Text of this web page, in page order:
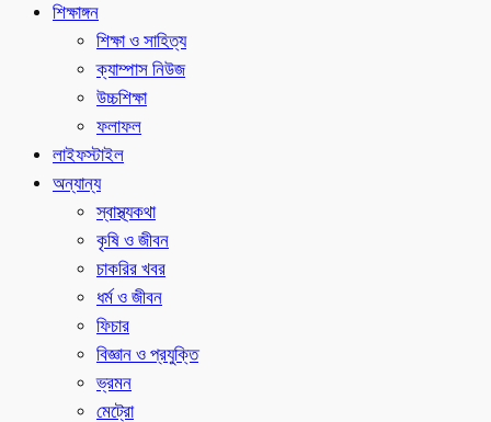
শিক্ষাঙ্গন
শিক্ষা ও সাহিত্য
ক্যাম্পাস নিউজ
উচ্চশিক্ষা
ফলাফল
লাইফস্টাইল
অন্যান্য
স্বাস্থ্যকথা
কৃষি ও জীবন
চাকরির খবর
ধর্ম ও জীবন
ফিচার
বিজ্ঞান ও প্রযুক্তি
ভ্রমন
মেট্রো